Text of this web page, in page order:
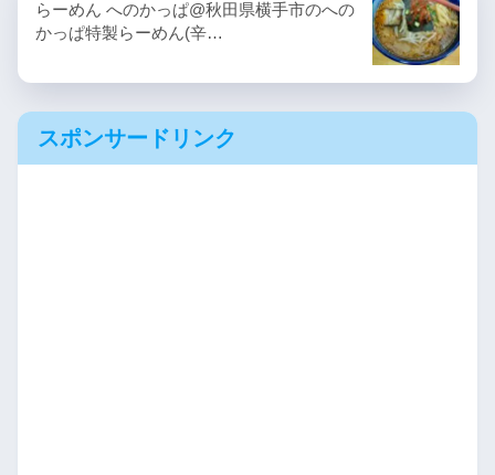
らーめん へのかっぱ@秋田県横手市のへの
かっぱ特製らーめん(辛…
スポンサードリンク